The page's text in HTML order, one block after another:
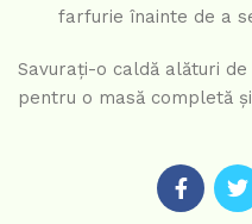
farfurie înainte de a
Savurați-o caldă alături
pentru o masă completă